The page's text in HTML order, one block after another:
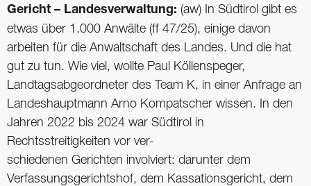
Gericht – Landesverwaltung: (aw) In Südtirol gibt es
etwas über 1.000 Anwälte (ff 47/25), einige davon
arbeiten für die Anwaltschaft des Landes. Und die hat
gut zu tun. Wie viel, wollte Paul Köllenspeger,
Landtagsabgeordneter des Team K, in einer Anfrage an
Landeshauptmann Arno ­Kompatscher wissen. In den
Jahren 2022 bis 2024 war Südtirol in
Rechtsstreitigkeiten vor ver-
schiedenen Gerichten involviert: darunter dem
Verfassungsgerichtshof, dem Kassationsgericht, dem